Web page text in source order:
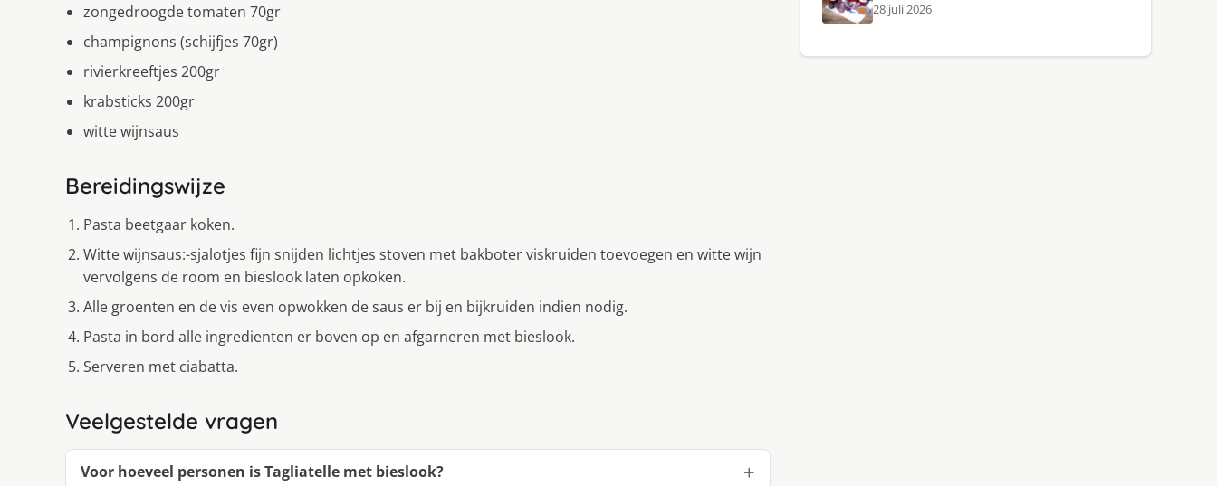
zongedroogde tomaten 70gr
champignons (schijfjes 70gr)
rivierkreeftjes 200gr
krabsticks 200gr
witte wijnsaus
Bereidingswijze
Pasta beetgaar koken.
Witte wijnsaus:-sjalotjes fijn snijden lichtjes stoven met bakboter viskruiden toevoegen en witte wijn
vervolgens de room en bieslook laten opkoken.
Alle groenten en de vis even opwokken de saus er bij en bijkruiden indien nodig.
Pasta in bord alle ingredienten er boven op en afgarneren met bieslook.
Serveren met ciabatta.
Veelgestelde vragen
Voor hoeveel personen is Tagliatelle met bieslook?
28 juli 2026